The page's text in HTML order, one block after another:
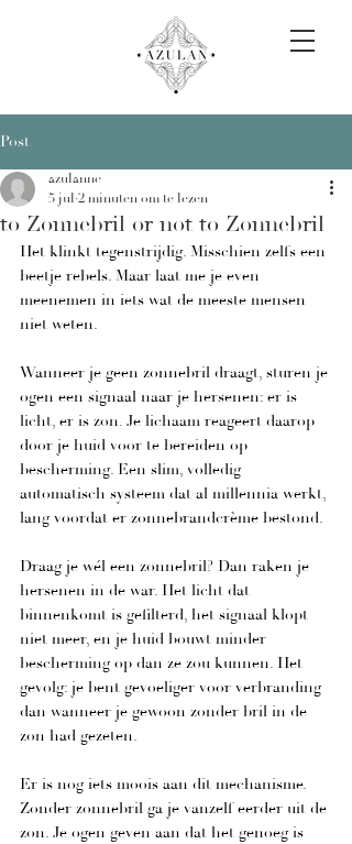
Post
to Zonnebril or not to Zonnebril
azulanne
5 jul 2 minuten om te lezen
Het klinkt tegenstrijdig. Misschien zelfs een
beetje rebels. Maar laat me je even
meenemen in iets wat de meeste mensen
niet weten.
Wanneer je geen zonnebril draagt, sturen je
ogen een signaal naar je hersenen: er is
licht, er is zon. Je lichaam reageert daarop
door je huid voor te bereiden op
bescherming. Een slim, volledig
automatisch systeem dat al millennia werkt,
lang voordat er zonnebrandcrème bestond.
Draag je wél een zonnebril? Dan raken je
hersenen in de war. Het licht dat
binnenkomt is gefilterd, het signaal klopt
niet meer, en je huid bouwt minder
bescherming op dan ze zou kunnen. Het
gevolg: je bent gevoeliger voor verbranding
dan wanneer je gewoon zonder bril in de
zon had gezeten.
Er is nog iets moois aan dit mechanisme.
Zonder zonnebril ga je vanzelf eerder uit de
zon. Je ogen geven aan dat het genoeg is